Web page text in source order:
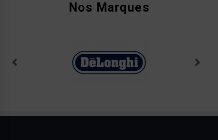
Nos Marques